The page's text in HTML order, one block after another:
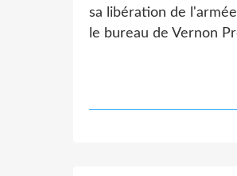
sa libération de
le bureau de Vernon